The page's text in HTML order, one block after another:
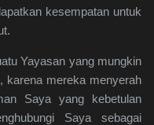
kesempatan untuk
Yayasan yang mungkin
karena mereka menyerah
Saya yang kebetulan
Saya sebagai